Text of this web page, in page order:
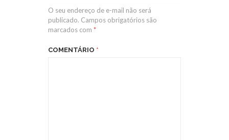
O seu endereço de e-mail não será
publicado. Campos obrigatórios são
marcados com *
COMENTÁRIO *